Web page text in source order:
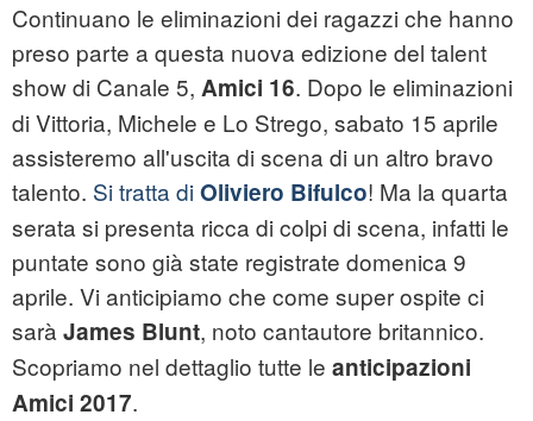
Continuano le eliminazioni dei ragazzi che hanno
preso parte a questa nuova edizione del talent
show di Canale 5, Amici 16. Dopo le eliminazioni
di Vittoria, Michele e Lo Strego, sabato 15 aprile
assisteremo all'uscita di scena di un altro bravo
talento. Si tratta diOliviero Bifulco! Ma la quarta
serata si presenta ricca di colpi di scena, infatti le
puntate sono già state registrate domenica 9
aprile. Vi anticipiamo che come super ospite ci
sarà James Blunt, noto cantautore britannico.
Scopriamo nel dettaglio tutte le anticipazioni
Amici 2017.